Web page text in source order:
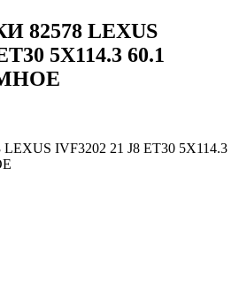
LEXUS
5X114.3 60.1
IVF3202 21 J8 ET30 5X114.3